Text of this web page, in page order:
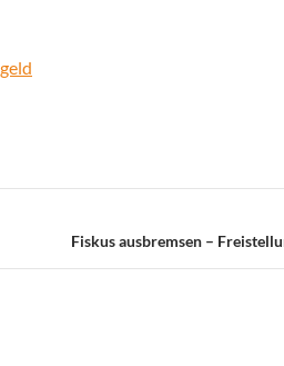
Fiskus ausbremsen –